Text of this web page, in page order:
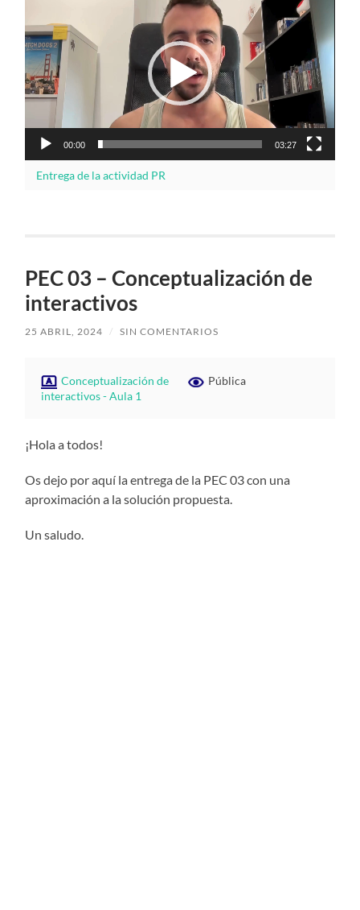
vídeo
00:00 03:27
Entrega de la actividad PR
PEC 03 – Conceptualización de
interactivos
25 ABRIL, 2024 / SIN COMENTARIOS
Conceptualización de
interactivos - Aula 1
Pública
¡Hola a todos!
Os dejo por aquí la entrega de la PEC 03 con una
aproximación a la solución propuesta.
Un saludo.